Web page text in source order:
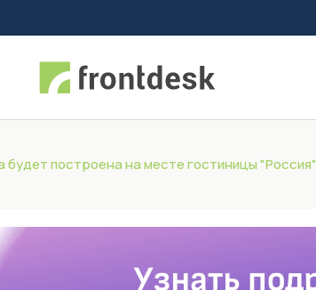
будет построена на месте гостиницы "Россия"